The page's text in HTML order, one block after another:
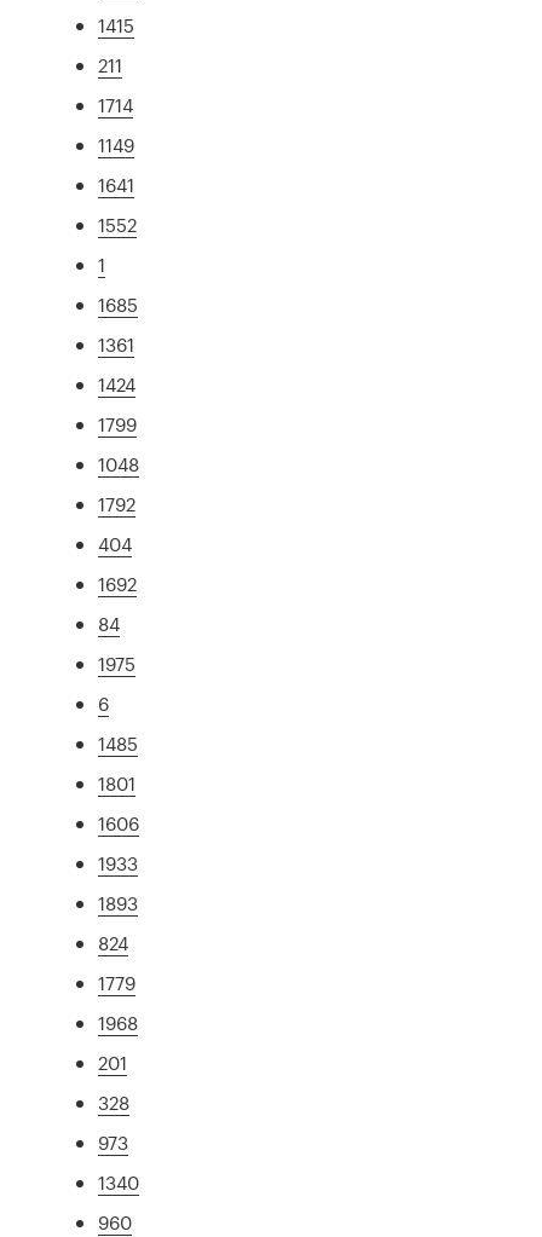
1415
211
1714
1149
1641
1552
1
1685
1361
1424
1799
1048
1792
404
1692
84
1975
6
1485
1801
1606
1933
1893
824
1779
1968
201
328
973
1340
960